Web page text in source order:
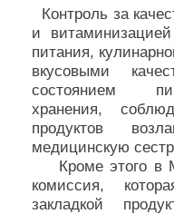
Контроль за
и
питания,
вкусовыми
состоянием
хранения,
продуктов
медицинскую
Кроме этого в
комиссия,
закладкой